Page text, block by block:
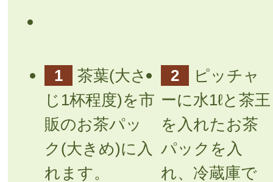
1
茶葉(大さ
じ1杯程度)を市
販のお茶パッ
ク(大きめ)に入
れます。
2
ピッチャ
ーに水1ℓと茶王
を入れたお茶
パックを入
れ、冷蔵庫で